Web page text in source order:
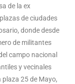
de la ex
de ciudades
donde desde
de militantes
campo nacional
y vecinales
25 de Mayo,